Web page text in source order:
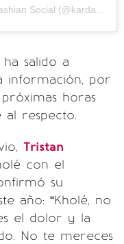
salido a
información, por
horas
respecto.
Tristan
con el
su
año: “Kholé, no
el dolor y la
No te mereces